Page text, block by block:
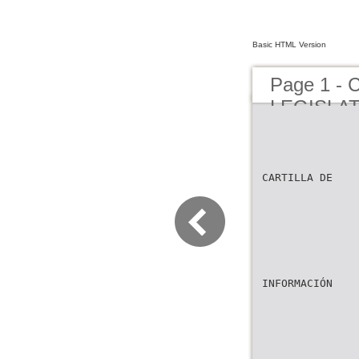
Basic HTML Version
Page 1 -
CARTILLA DE
INFORMACIÓN